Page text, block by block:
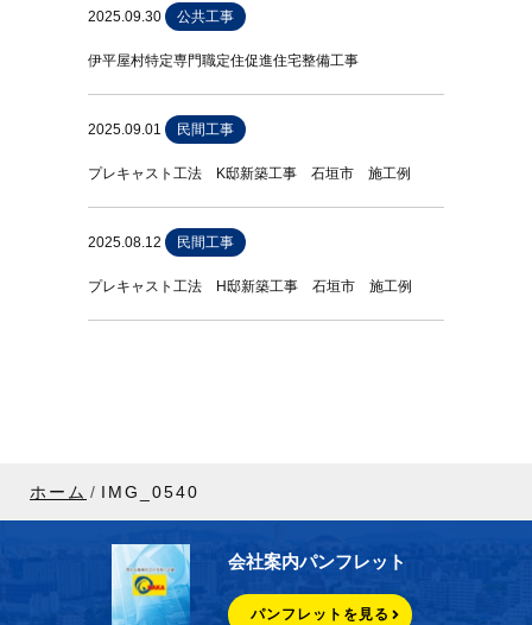
2025.09.30 公共工事
伊平屋村特定専門職定住促進住宅整備工事
2025.09.01 民間工事
プレキャスト工法 K邸新築工事 石垣市 施工例
2025.08.12 民間工事
プレキャスト工法 H邸新築工事 石垣市 施工例
ホーム IMG_0540
会社案内パンフレット
パンフレットを見る